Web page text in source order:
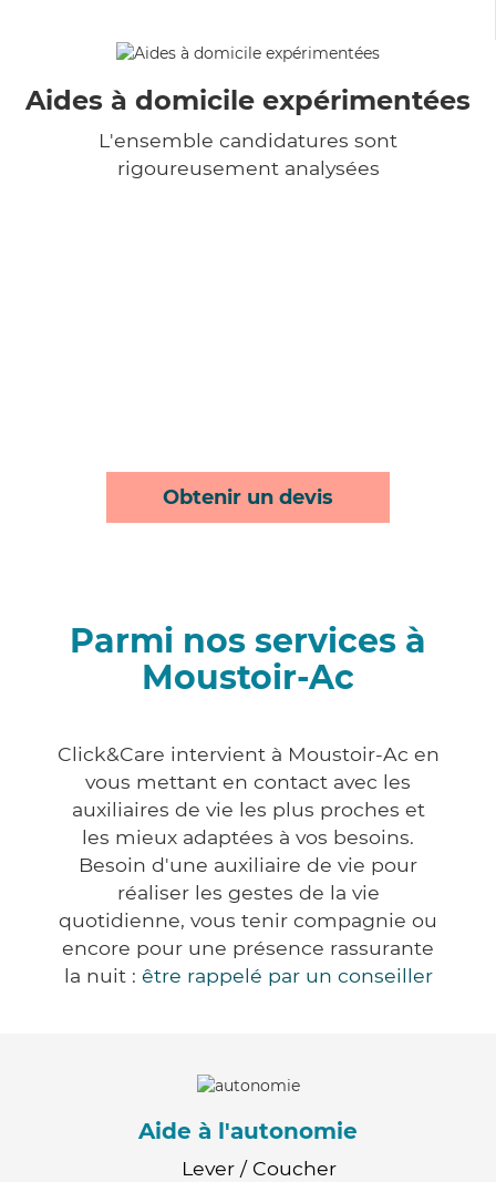
Aides à domicile expérimentées
L'ensemble candidatures sont
rigoureusement analysées
Obtenir un devis
Parmi nos services à
Moustoir-Ac
Click&Care intervient à Moustoir-Ac en
vous mettant en contact avec les
auxiliaires de vie les plus proches et
les mieux adaptées à vos besoins.
Besoin d'une auxiliaire de vie pour
réaliser les gestes de la vie
quotidienne, vous tenir compagnie ou
encore pour une présence rassurante
la nuit : être rappelé par un conseiller
Aide à l'autonomie
Lever / Coucher